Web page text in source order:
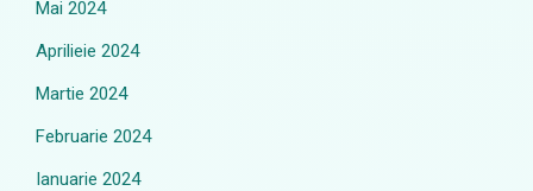
Mai 2024
Aprilieie 2024
Martie 2024
Februarie 2024
Ianuarie 2024